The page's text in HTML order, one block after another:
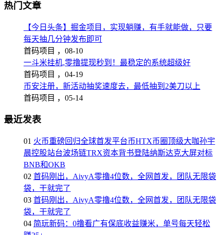
热门文章
【今日头条】掘金项目，实现躺赚，有手就能做，只要
每天抽几分钟发布即可
首码项目 ， 08-10
一斗米挂机,零撸提现秒到！最稳定的系统超级好
首码项目 ， 04-19
币安注册，新活动抽奖速度去，最低抽到2美刀以上
首码项目 ， 05-14
最近发表
01 火币重磅回归全球首发平台币HTX币圈顶级大咖孙宇
晨控股站台波场链TRX资本背书登陆纳斯达克大屏对标
BNB和OKB
02 首码刚出，AivyA零撸4位数，全网首发，团队无限袋
袋，干就完了
03 首码刚出，AivyA零撸4位数，全网首发，团队无限袋
袋，干就完了
04 简玩新码：0撸看广有保底收益赚米，单号每天轻松